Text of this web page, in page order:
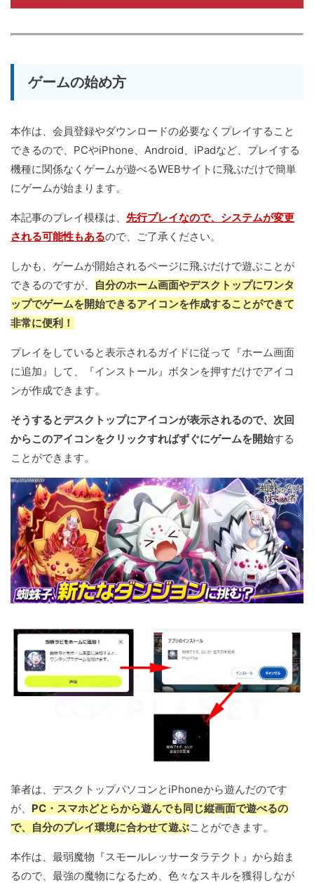
ゲームの始め方
本作は、会員登録やダウンロードの必要なくプレイすること
できるので、PCやiPhone、Android、iPadなど、プレイする
機種に関係なくゲームが遊べるWEBサイトに飛ぶだけで簡単
にゲームが始まります。
本記事のプレイ模様は、 先行プレイなので、システムが変更
される可能性もあるので、ご了承ください。
しかも、ゲームが開始されるページに飛ぶだけで遊ぶことが
できるのですが、
自分のホーム画面やデスクトップにワンタ
ップでゲームを開始できるアイコンを作成することができて
非常に便利！
プレイをしていると表示されるガイドに従って『ホーム画面
に追加』して、『インストール』ボタンを押すだけでアイコ
ンが作成できます。
そうするとデスクトップにアイコンが表示されるので、次回
からこのアイコンをクリックすればずぐにゲームを開始する
ことができます。
筆者は、デスクトップパソコンとiPhoneから遊んだのです
が、 PC・スマホどとらから遊んでも同じ縦画面で遊べるの
で、自分のプレイ環境に合わせて遊ぶことができます。
本作は、最弱魔物『スモールレッサータラテクト』から始ま
るので、最強の魔物になるため、色々なスキルを獲得しなが